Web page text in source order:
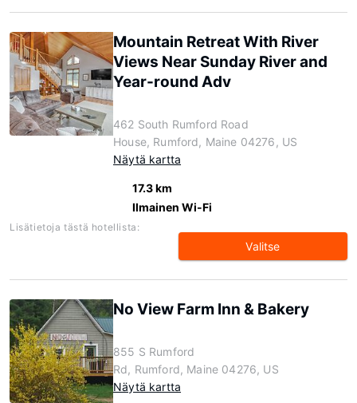
Mountain Retreat With River
Views Near Sunday River and
Year-round Adv
462 South Rumford Road
House, Rumford, Maine 04276, US
Näytä kartta
17.3 km
Ilmainen Wi-Fi
Lisätietoja tästä hotellista:
Valitse
No View Farm Inn & Bakery
855 S Rumford
Rd, Rumford, Maine 04276, US
Näytä kartta